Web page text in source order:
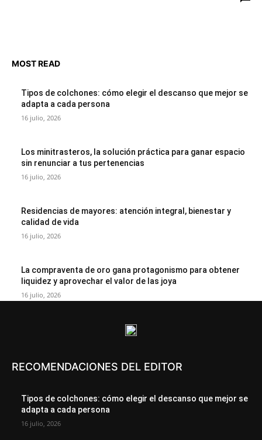
MOST READ
Tipos de colchones: cómo elegir el descanso que mejor se
adapta a cada persona
16 julio, 2026
Los minitrasteros, la solución práctica para ganar espacio
sin renunciar a tus pertenencias
16 julio, 2026
Residencias de mayores: atención integral, bienestar y
calidad de vida
16 julio, 2026
La compraventa de oro gana protagonismo para obtener
liquidez y aprovechar el valor de las joya
16 julio, 2026
RECOMENDACIONES DEL EDITOR
Tipos de colchones: cómo elegir el descanso que mejor se
adapta a cada persona
16 julio, 2026